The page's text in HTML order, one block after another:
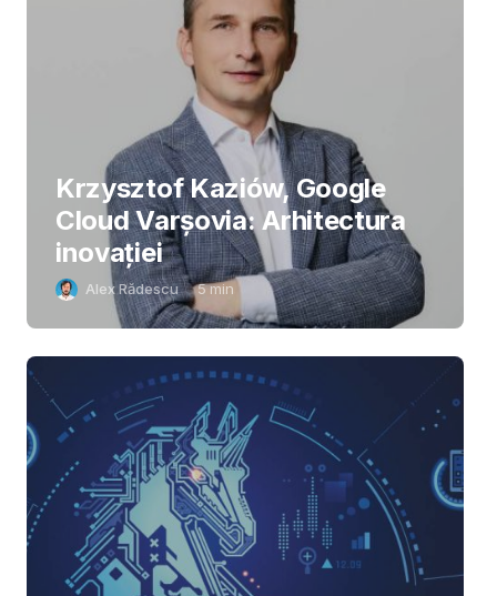
Krzysztof Kaziów, Google
Cloud Varșovia: Arhitectura
inovaţiei
Alex Rădescu 5min